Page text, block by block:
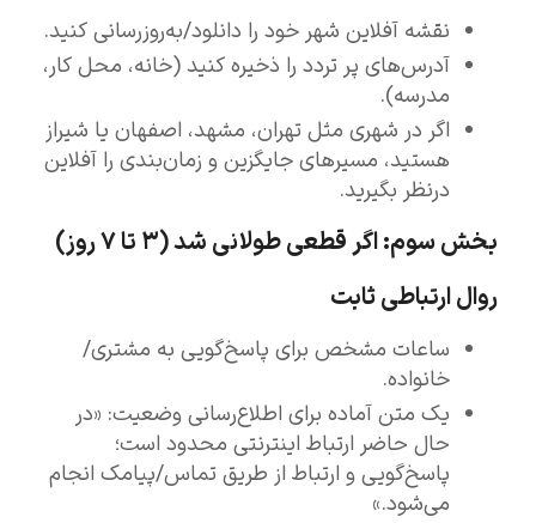
نقشه آفلاین شهر خود را دانلود/به‌روزرسانی کنید.
آدرس‌های پر تردد را ذخیره کنید (خانه، محل کار،
مدرسه).
اگر در شهری مثل تهران، مشهد، اصفهان یا شیراز
هستید، مسیرهای جایگزین و زمان‌بندی را آفلاین
درنظر بگیرید.
بخش سوم: اگر قطعی طولانی شد (۳ تا ۷ روز)
روال ارتباطی ثابت
ساعات مشخص برای پاسخ‌گویی به مشتری/
خانواده.
یک متن آماده برای اطلاع‌رسانی وضعیت: «در
حال حاضر ارتباط اینترنتی محدود است؛
پاسخ‌گویی و ارتباط از طریق تماس/پیامک انجام
می‌شود.»